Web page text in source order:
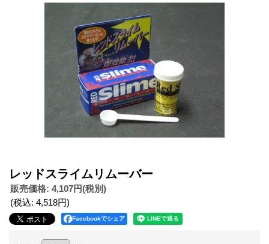
レッドスライムリムーバー
販売価格: 4,107円(税別)
(税込: 4,518円)
Facebookでシェア